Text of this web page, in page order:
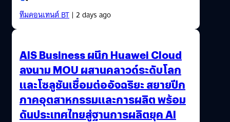
ทีมคอนเทนต์ BT| 2 days ago
AIS Business ผนึก Huawei Cloud
ลงนาม MOU ผสานคลาวด์ระดับโลก
และโซลูชันเชื่อมต่ออัจฉริยะ สยายปีก
ภาคอุตสาหกรรมและการผลิต พร้อม
ดันประเทศไทยสู่ฐานการผลิตยุค AI